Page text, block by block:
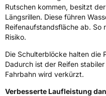
Allgemeine
Herstellerkontakt
Rutschen kommen, besitzt
Längsrillen. Diese führen
Reifenaufstandsfläche ab.
Risiko.
Die Schulterblöcke halten die
Dadurch ist der Reifen
Fahrbahn wird verkürzt.
Verbesserte Laufleistung